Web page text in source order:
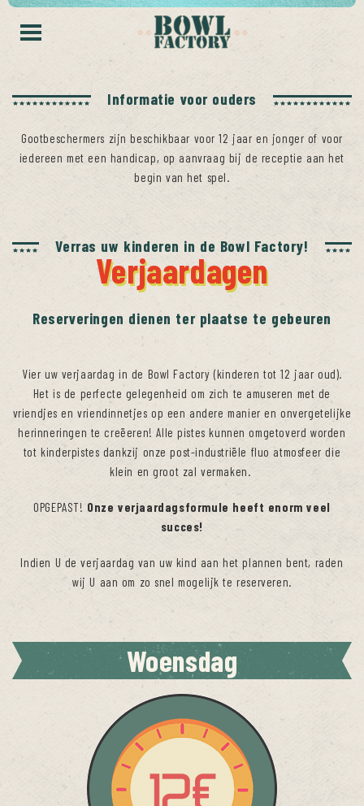
Informatie voor ouders
Gootbeschermers zijn beschikbaar voor 12 jaar en jonger of voor
iedereen met een handicap, op aanvraag bij de receptie aan het
begin van het spel.
Verras uw kinderen in de Bowl Factory!
Verjaardagen
Reserveringen dienen ter plaatse te gebeuren
Vier uw verjaardag in de Bowl Factory (kinderen tot 12 jaar oud).
Het is de perfecte gelegenheid om zich te amuseren met de
vriendjes en vriendinnetjes op een andere manier en onvergetelijke
herinneringen te creëeren! Alle pistes kunnen omgetoverd worden
tot kinderpistes dankzij onze post-industriële fluo atmosfeer die
klein en groot zal vermaken.
OPGEPAST! Onze verjaardagsformule heeft enorm veel
succes!
Indien U de verjaardag van uw kind aan het plannen bent, raden
wij U aan om zo snel mogelijk te reserveren.
Woensdag